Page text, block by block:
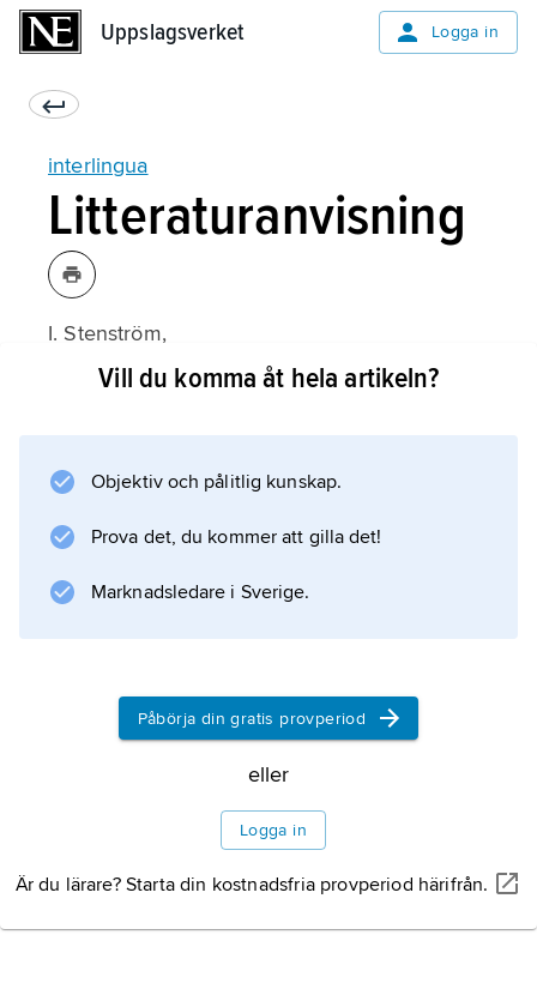
Uppslagsverket Logga in
interlingua
Litteraturanvisning
I. Stenström,
Interlingua Instrumento moderne de
(1965).
Vill du komma åt hela artikeln?
Objektiv och pålitlig kunskap.
Prova det, du kommer att gilla det!
Marknadsledare i Sverige.
Påbörja din gratis provperiod
eller
Logga in
Är du lärare? Starta din kostnadsfria provperiod härifrån.